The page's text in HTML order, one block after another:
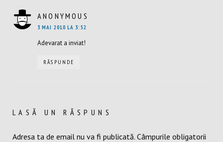
ANONYMOUS
3 MAI 2010 LA 3:52
Adevarat a inviat!
RĂSPUNDE
LASĂ UN RĂSPUNS
Adresa ta de email nu va fi publicată. Câmpurile obligatorii